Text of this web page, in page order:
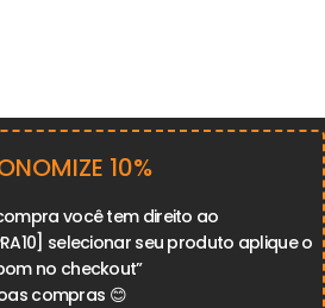
10%
você tem direito ao
selecionar seu produto aplique o
no checkout”
compras 😊